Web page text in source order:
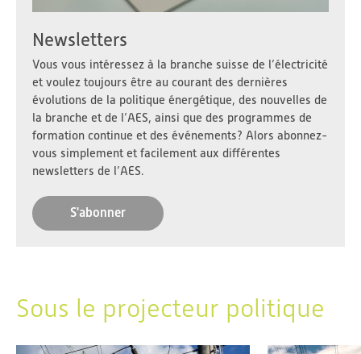
Newsletters
Vous vous intéressez à la branche suisse de l’électricité
et voulez toujours être au courant des dernières
évolutions de la politique énergétique, des nouvelles de
la branche et de l’AES, ainsi que des programmes de
formation continue et des événements? Alors abonnez-
vous simplement et facilement aux différentes
newsletters de l’AES.
S'abonner
Sous le projecteur politique